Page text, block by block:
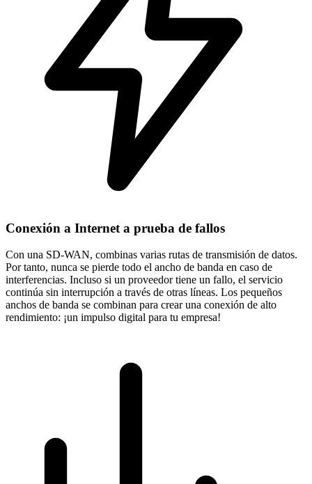
Conexión a Internet a prueba de fallos
Con una SD-WAN, combinas varias rutas de transmisión de datos.
Por tanto, nunca se pierde todo el ancho de banda en caso de
interferencias. Incluso si un proveedor tiene un fallo, el servicio
continúa sin interrupción a través de otras líneas. Los pequeños
anchos de banda se combinan para crear una conexión de alto
rendimiento: ¡un impulso digital para tu empresa!